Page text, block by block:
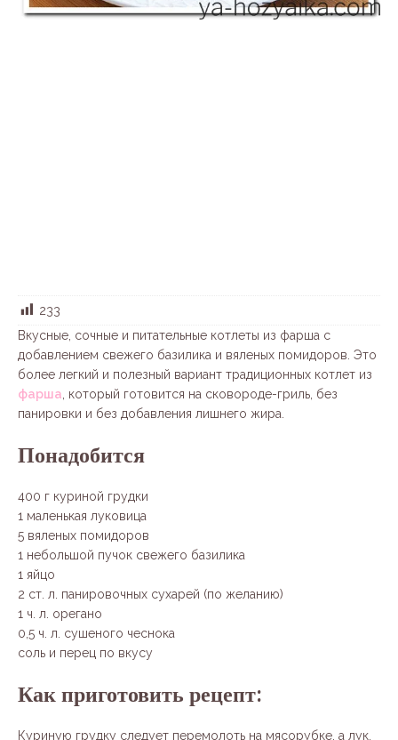
233
Вкусные, сочные и питательные котлеты из фарша с
добавлением свежего базилика и вяленых помидоров. Это
более легкий и полезный вариант традиционных котлет из
фарша, который готовится на сковороде-гриль, без
панировки и без добавления лишнего жира.
Понадобится
400 г куриной грудки
1 маленькая луковица
5 вяленых помидоров
1 небольшой пучок свежего базилика
1 яйцо
2 ст. л. панировочных сухарей (по желанию)
1 ч. л. орегано
0,5 ч. л. сушеного чеснока
соль и перец по вкусу
Как приготовить рецепт:
Куриную грудку следует перемолоть на мясорубке, а лук,